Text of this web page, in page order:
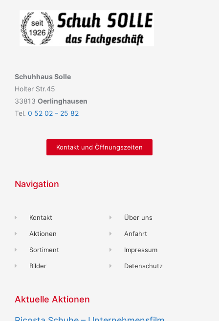
Schuhhaus Solle
Holter Str.45
33813 Oerlinghausen
Tel. 0 52 02 – 25 82
Kontakt und Öffnungszeiten
Navigation
Kontakt
Aktionen
Sortiment
Bilder
Über uns
Anfahrt
Impressum
Datenschutz
Aktuelle Aktionen